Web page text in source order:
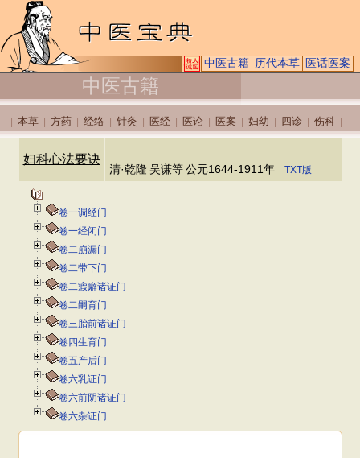
中医古籍 历代本草 医话医案
中医古籍
本草 方药 经络 针灸 医经 医论 医案 妇幼 四诊 伤科
妇科心法要诀
清·乾隆 吴谦等 公元1644-1911年 TXT版
卷一调经门
卷一经闭门
卷二崩漏门
卷二带下门
卷二瘕癖诸证门
卷二嗣育门
卷三胎前诸证门
卷四生育门
卷五产后门
卷六乳证门
卷六前阴诸证门
卷六杂证门